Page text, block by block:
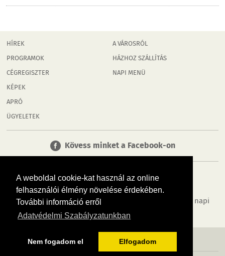
A weboldal cookie-kat használ az online
felhasználói élmény növelése érdekében.
További információ erről
Adatvédelmi Szabályzatunkban
Nem fogadom el Elfogadom
HÍREK
PROGRAMOK
CÉGREGISZTER
KÉPEK
APRÓ
ÜGYELETEK
A VÁROSRÓL
HÁZHOZ SZÁLLÍTÁS
NAPI MENÜ
Kövess minket a Facebook-on
Tudj meg többet városodról! Hírek, programok, képek, napi
menü, cégek…. és minden, ami Rábaköz
MÉDIAAJÁNLÓ ADATVÉDELEM IMPRESSZUM RÓLUNK